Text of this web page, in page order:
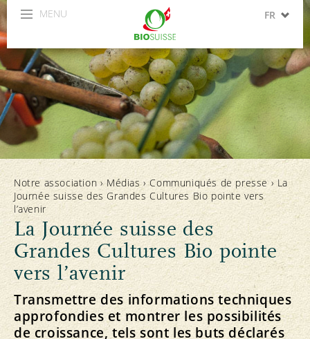
MENU FR
IT
Notre association › Médias›Communiqués de presse › La
Journée suisse des Grandes Cultures Bio pointe vers
l’avenir
La Journée suisse des
Grandes Cultures Bio pointe
vers l’avenir
Transmettre des informations techniques
approfondies et montrer les possibilités
de croissance, tels sont les buts déclarés